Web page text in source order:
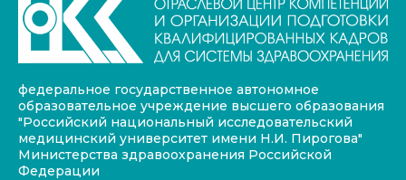
федеральное государственное автономное
образовательное учреждение высшего образования
"Российский национальный исследовательский
медицинский университет имени Н.И. Пирогова"
Министерства здравоохранения Российской
Федерации